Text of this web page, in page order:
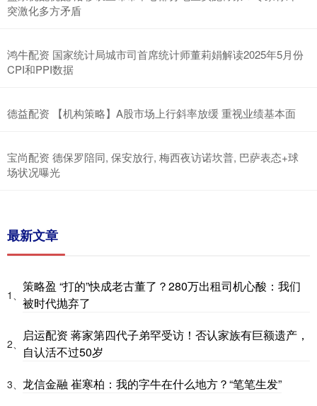
突激化多方矛盾
鸿牛配资 国家统计局城市司首席统计师董莉娟解读2025年5月份
CPI和PPI数据
德益配资 【机构策略】A股市场上行斜率放缓 重视业绩基本面
宝尚配资 德保罗陪同, 保安放行, 梅西夜访诺坎普, 巴萨表态+球
场状况曝光
最新文章
1、
策略盈 “打的”快成老古董了？280万出租司机心酸：我们
被时代抛弃了
2、
启运配资 蒋家第四代子弟罕受访！否认家族有巨额遗产，
自认活不过50岁
3、 龙信金融 崔寒柏：我的字牛在什么地方？“笔笔生发”